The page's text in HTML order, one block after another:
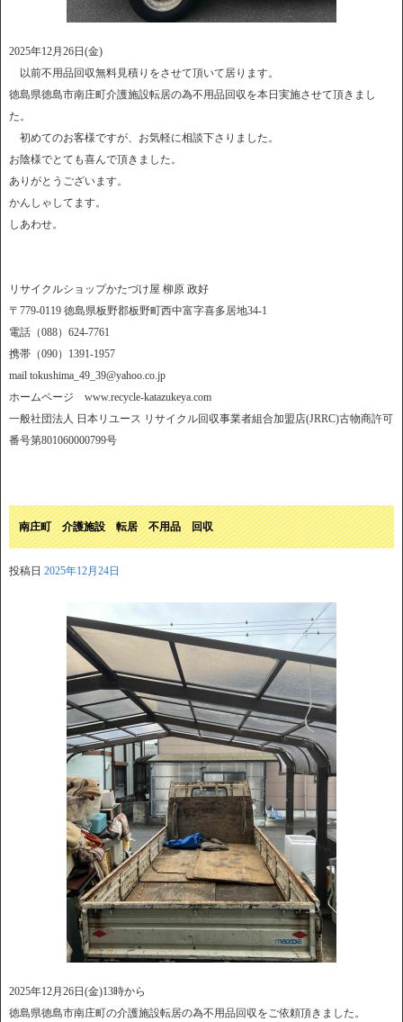
2025年12月26日(金)
以前不用品回収無料見積りをさせて頂いて居ります。
徳島県徳島市南庄町介護施設転居の為不用品回収を本日実施させて頂きまし
た。
初めてのお客様ですが、お気軽に相談下さりました。
お陰様でとても喜んで頂きました。
ありがとうございます。
かんしゃしてます。
しあわせ。
リサイクルショップかたづけ屋 柳原 政好
〒779-0119 徳島県板野郡板野町西中富字喜多居地34-1
電話（088）624-7761
携帯（090）1391-1957
mail tokushima_49_39@yahoo.co.jp
ホームページ www.recycle-katazukeya.com
一般社団法人 日本リユース リサイクル回収事業者組合加盟店(JRRC)古物商許可
番号第801060000799号
南庄町 介護施設 転居 不用品 回収
投稿日 2025年12月24日
2025年12月26日(金)13時から
徳島県徳島市南庄町の介護施設転居の為不用品回収をご依頼頂きました。